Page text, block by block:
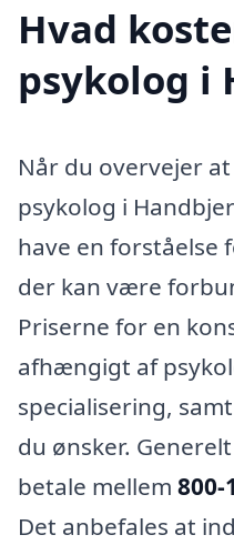
Hvad
psykolog i
Når du overvejer
psykolog i
have en forståelse
der kan være
Priserne for en
afhængigt af
specialisering,
du ønsker.
betale mellem 800-
Det anbefales at